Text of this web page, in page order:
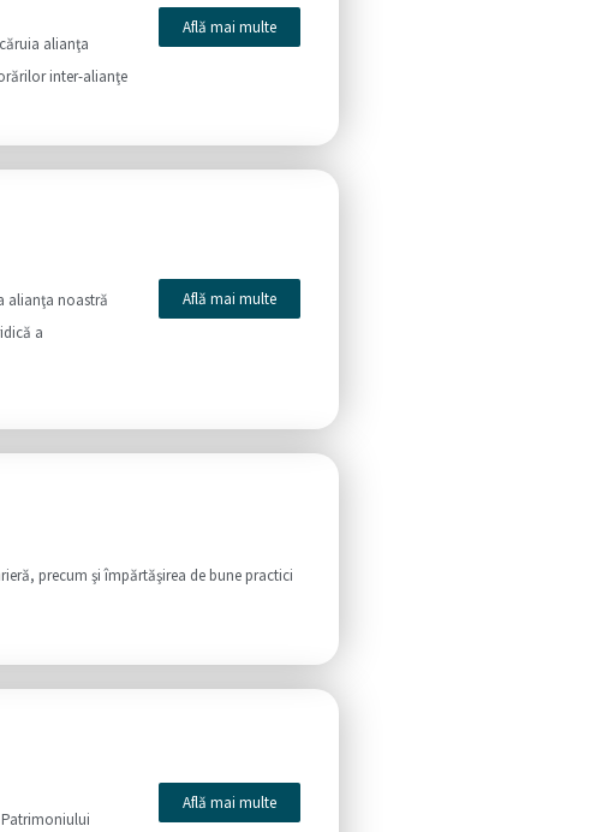
alianţa
inter-alianţe
Află mai multe
alianţa noastră
a
Află mai multe
precum şi împărtăşirea de bune practici
Află mai multe